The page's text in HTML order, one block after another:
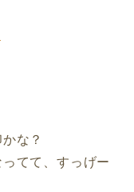
な？
てて、すっげー